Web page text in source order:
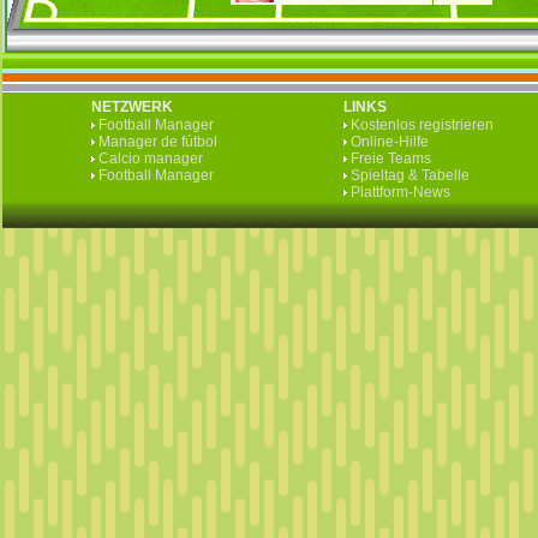
NETZWERK
Football Manager
Manager de fútbol
Calcio manager
Football Manager
LINKS
Kostenlos registrieren
Online-Hilfe
Freie Teams
Spieltag & Tabelle
Plattform-News